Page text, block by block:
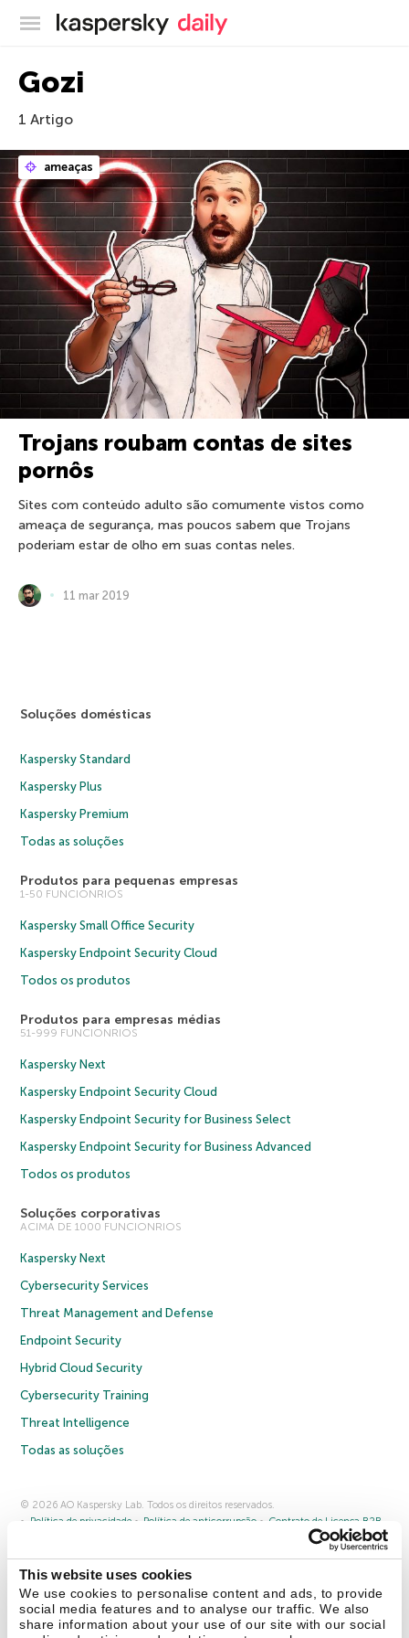
This website uses cookies
We use cookies to personalise content and ads, to provide
social media features and to analyse our traffic. We also
share information about your use of our site with our social
Blog oficial da Kaspersky
Gozi
1 Artigo
ameaças
Trojans roubam contas de sites
pornôs
Sites com conteúdo adulto são comumente vistos como
ameaça de segurança, mas poucos sabem que Trojans
poderiam estar de olho em suas contas neles.
11 mar 2019
Soluções domésticas
Kaspersky Standard
Kaspersky Plus
Kaspersky Premium
Todas as soluções
Produtos para pequenas empresas
1-50 FUNCIONRIOS
Kaspersky Small Office Security
Kaspersky Endpoint Security Cloud
Todos os produtos
Produtos para empresas médias
51-999 FUNCIONRIOS
Kaspersky Next
Kaspersky Endpoint Security Cloud
Kaspersky Endpoint Security for Business Select
Kaspersky Endpoint Security for Business Advanced
Todos os produtos
Soluções corporativas
ACIMA DE 1000 FUNCIONRIOS
Kaspersky Next
Cybersecurity Services
Threat Management and Defense
Endpoint Security
Hybrid Cloud Security
Cybersecurity Training
Threat Intelligence
Todas as soluções
© 2026 AO Kaspersky Lab. Todos os direitos reservados.
Política de privacidade
Política de anticorrupção
Contrato de Licença B2B
Cookies
Fale conosco Sobre a Kaspersky Parceiros
Comunicado à imprensa